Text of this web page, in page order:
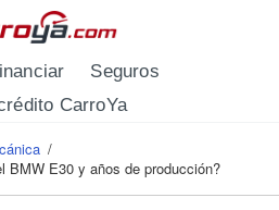
Seguros
CarroYa
/
BMW E30 y años de producción?